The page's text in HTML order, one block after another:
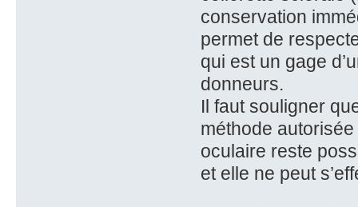
conservation
permet de
qui est un gage
donneurs.
Il faut souligner
méthode
oculaire reste
et elle ne peut